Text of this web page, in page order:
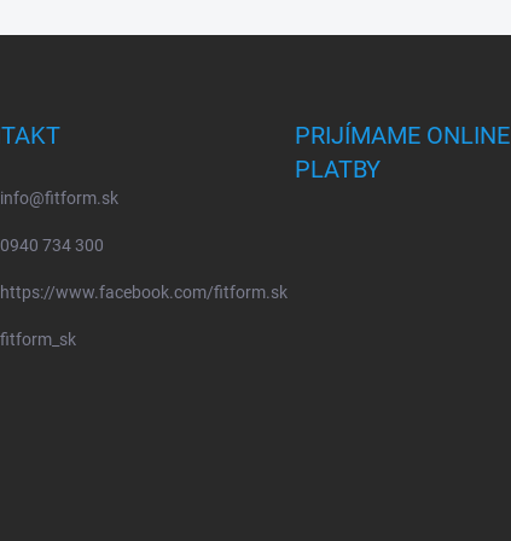
info@fitform.sk
0940 734 300
https://www.facebook.com/fitform.sk
fitform_sk
PRIJÍMAME ONLINE
PLATBY